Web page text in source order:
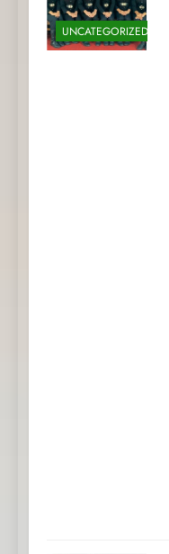
UNCATEGORIZED